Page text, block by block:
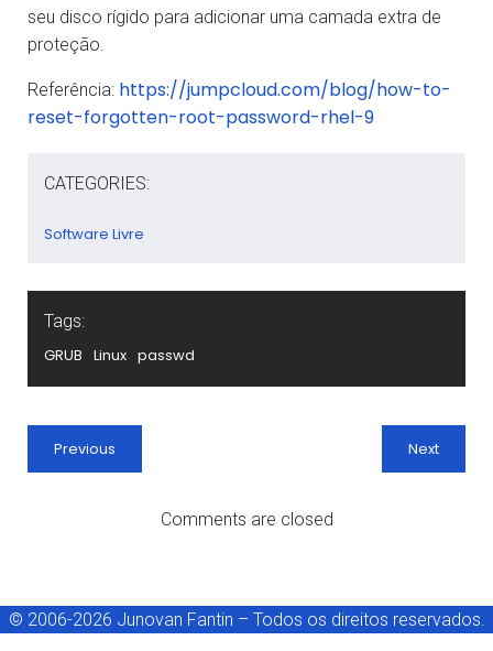
seu disco rígido para adicionar uma camada extra de
proteção.
Referência: https://jumpcloud.com/blog/how-to-
reset-forgotten-root-password-rhel-9
CATEGORIES:
Software Livre
Tags:
GRUB Linux passwd
Previous Next
Comments are closed
© 2006-2026 Junovan Fantin – Todos os direitos reservados.